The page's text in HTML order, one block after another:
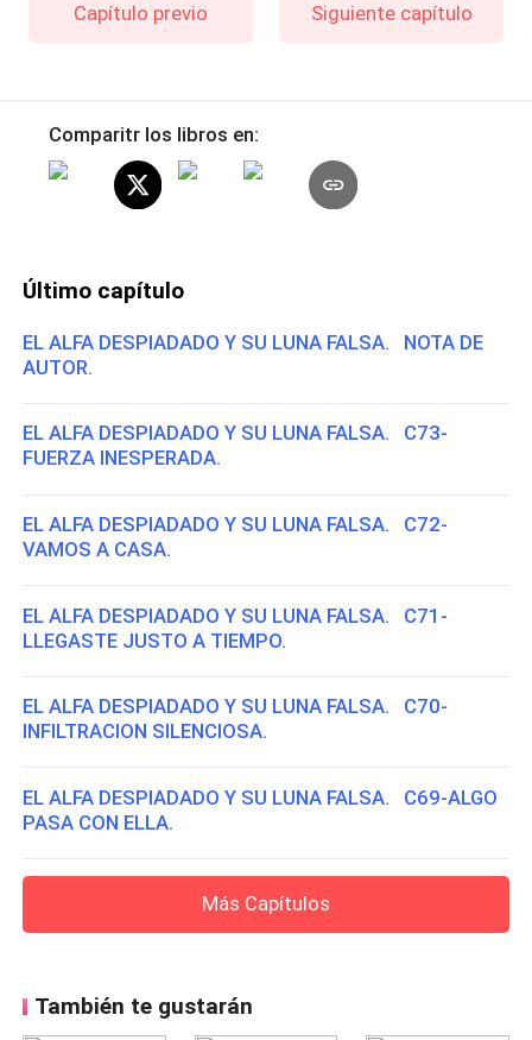
Capítulo previo Siguiente capítulo
Comparitr los libros en:
Último capítulo
EL ALFA DESPIADADO Y SU LUNA FALSA. NOTA DE
AUTOR.
EL ALFA DESPIADADO Y SU LUNA FALSA. C73-
FUERZA INESPERADA.
EL ALFA DESPIADADO Y SU LUNA FALSA. C72-
VAMOS A CASA.
EL ALFA DESPIADADO Y SU LUNA FALSA. C71-
LLEGASTE JUSTO A TIEMPO.
EL ALFA DESPIADADO Y SU LUNA FALSA. C70-
INFILTRACION SILENCIOSA.
EL ALFA DESPIADADO Y SU LUNA FALSA. C69-ALGO
PASA CON ELLA.
Más Capítulos
También te gustarán